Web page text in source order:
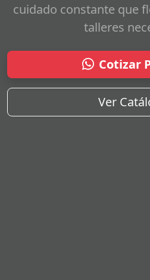
cuidado constante que
talleres
Cotizar
Ver